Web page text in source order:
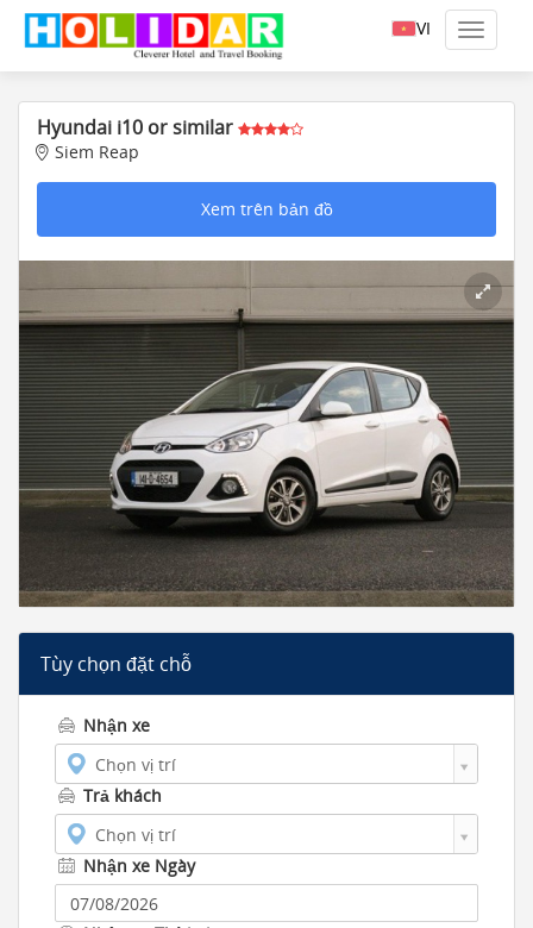
VI
Hyundai i10 or similar
Siem Reap
Xem trên bản đồ
Tùy chọn đặt chỗ
Nhận xe
Chọn vị trí
Trả khách
Chọn vị trí
Nhận xe Ngày